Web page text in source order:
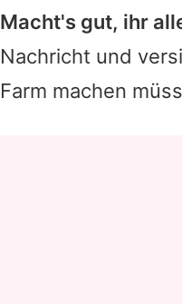
Macht's gut, ihr
Nachricht und
Farm machen